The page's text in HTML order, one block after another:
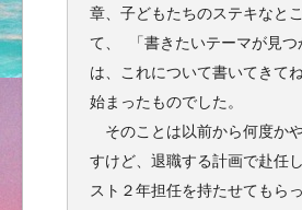
章、子どもたちのステキなと
て、 「書きたいテーマが見つ
は、これについて書いてきて
始まったものでした。
そのことは以前から何度か
すけど、退職する計画で赴任
スト２年担任を持たせてもら